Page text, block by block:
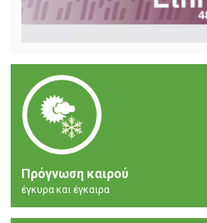
Πρόγνωση καιρού
έγκυρα και έγκαιρα